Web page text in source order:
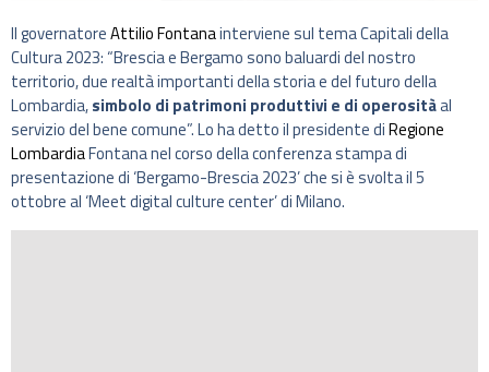
Il governatoreAttilio Fontanainterviene sul tema Capitali della
Cultura 2023: “Brescia e Bergamo sono baluardi del nostro
territorio, due realtà importanti della storia e del futuro della
Lombardia,simbolo di patrimoni produttivi e di operositàal
servizio del bene comune”. Lo ha detto il presidente diRegione
LombardiaFontana nel corso della conferenza stampa di
presentazione di ‘Bergamo-Brescia 2023’ che si è svolta il 5
ottobre al ‘Meet digital culture center’ di Milano.